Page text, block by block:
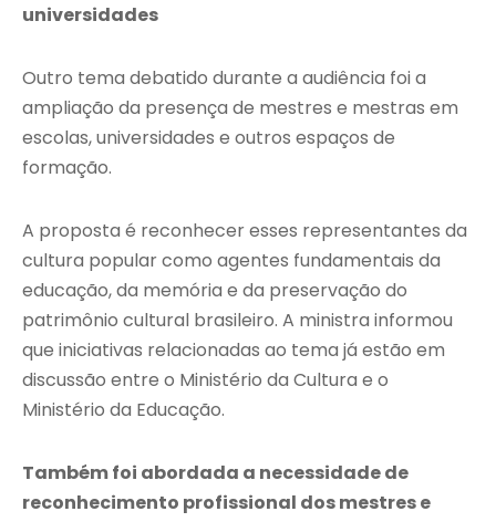
universidades
Outro tema debatido durante a audiência foi a
ampliação da presença de mestres e mestras em
escolas, universidades e outros espaços de
formação.
A proposta é reconhecer esses representantes da
cultura popular como agentes fundamentais da
educação, da memória e da preservação do
patrimônio cultural brasileiro. A ministra informou
que iniciativas relacionadas ao tema já estão em
discussão entre o Ministério da Cultura e o
Ministério da Educação.
Também foi abordada a necessidade de
reconhecimento profissional dos mestres e